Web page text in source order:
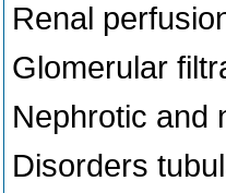
Renal
Glomerular
Nephrotic and
Disorders